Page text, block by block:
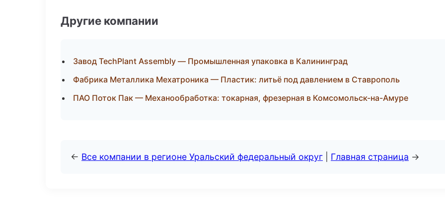
Другие компании
Завод TechPlant Assembly — Промышленная упаковка в Калининград
Фабрика Металлика Мехатроника — Пластик: литьё под давлением в Ставрополь
ПАО Поток Пак — Механообработка: токарная, фрезерная в Комсомольск-на-Амуре
← Все компании в регионе Уральский федеральный округ Главная страница →